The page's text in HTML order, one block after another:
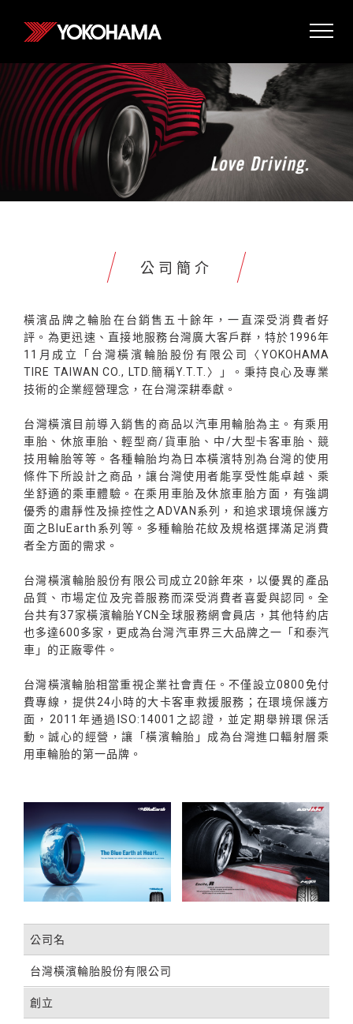
公司簡介
橫濱品牌之輪胎在台銷售五十餘年，一直深受消費者好
評。為更迅速、直接地服務台灣廣大客戶群，特於1996年
11月成立「台灣橫濱輪胎股份有限公司〈YOKOHAMA
TIRE TAIWAN CO., LTD.簡稱Y.T.T.〉」。秉持良心及專業
技術的企業經營理念，在台灣深耕奉獻。
台灣橫濱目前導入銷售的商品以汽車用輪胎為主。有乘用
車胎、休旅車胎、輕型商/貨車胎、中/大型卡客車胎、競
技用輪胎等等。各種輪胎均為日本橫濱特別為台灣的使用
條件下所設計之商品，讓台灣使用者能享受性能卓越、乘
坐舒適的乘車體驗。在乘用車胎及休旅車胎方面，有強調
優秀的肅靜性及操控性之ADVAN系列，和追求環境保護方
面之BluEarth系列等。多種輪胎花紋及規格選擇滿足消費
者全方面的需求。
台灣橫濱輪胎股份有限公司成立20餘年來，以優異的產品
品質、市場定位及完善服務而深受消費者喜愛與認同。全
台共有37家橫濱輪胎YCN全球服務網會員店，其他特約店
也多達600多家，更成為台灣汽車界三大品牌之一「和泰汽
車」的正廠零件。
台灣橫濱輪胎相當重視企業社會責任。不僅設立0800免付
費專線，提供24小時的大卡客車救援服務；在環境保護方
面，2011年通過ISO:14001之認證，並定期舉辨環保活
動。誠心的經營，讓「橫濱輪胎」成為台灣進口輻射層乘
用車輪胎的第一品牌。
公司名
台灣橫濱輪胎股份有限公司
創立